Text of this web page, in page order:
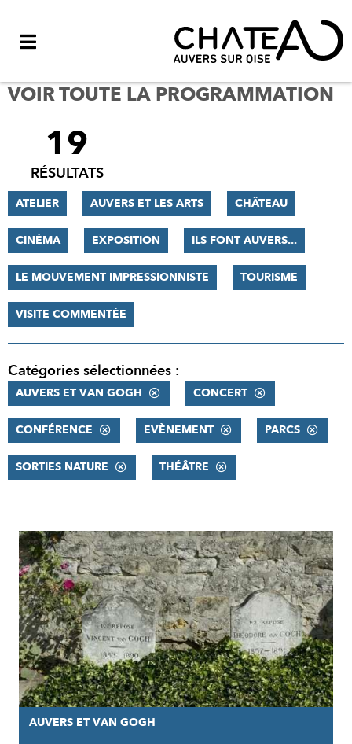
VOIR TOUTE LA PROGRAMMATION
FILTRER
RÉSULTATS
19
RÉSULTATS
ATELIER AUVERS ET LES ARTS CHÂTEAU
CINÉMA EXPOSITION ILS FONT AUVERS...
LE MOUVEMENT IMPRESSIONNISTE TOURISME
VISITE COMMENTÉE
Catégories sélectionnées :
AUVERS ET VAN GOGH CONCERT
CONFÉRENCE EVÈNEMENT PARCS
SORTIES NATURE THÉÂTRE
RÉSULTATS
AUVERS ET VAN GOGH